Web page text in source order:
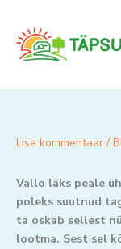
content
Lisa kommentaar /
Vallo läks peale
poleks suutnud
ta oskab sellest
lootma. Sest sel